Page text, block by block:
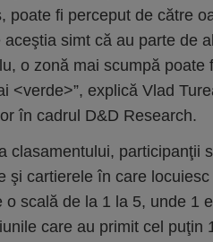
poate fi perceput de către
simt că au parte de
o zonă mai scumpă
<verde>”, explică Vlad
în cadrul D&D Research.
clasamentului, participanţii
şi cartierele în care
o scală de la 1 la 5, unde 1
care au primit cel puţin